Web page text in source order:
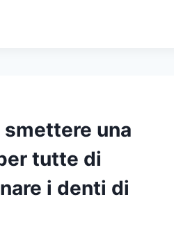
smettere una
tutte di
i denti di